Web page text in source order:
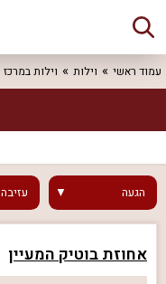
עמוד ראשי וילות וילות במרכז
הגעה עזיבה
אחוזת בוטיק המעיין